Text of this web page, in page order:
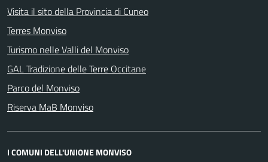
Visita il sito della Provincia di Cuneo
Terres Monviso
Turismo nelle Valli del Monviso
GAL Tradizione delle Terre Occitane
Parco del Monviso
Riserva MaB Monviso
I COMUNI DELL'UNIONE MONVISO